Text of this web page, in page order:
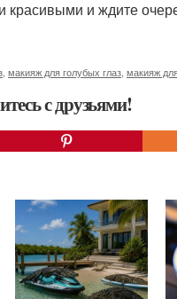
красивыми и ждите
, макияж для голубых глаз, макияж
с друзьями!